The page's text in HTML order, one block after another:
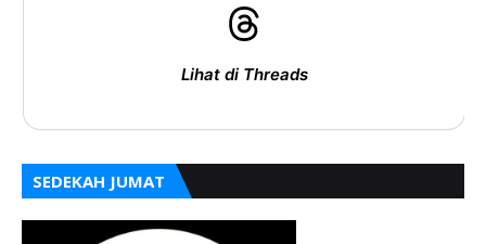
Lihat di Threads
SEDEKAH JUMAT